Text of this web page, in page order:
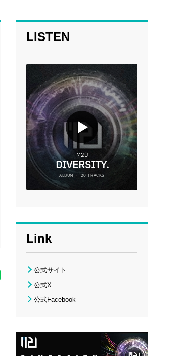
LISTEN
Link
公式サイト
公式X
公式Facebook